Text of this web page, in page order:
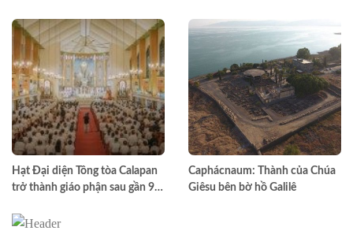
Hạt Đại diện Tông tòa Calapan
trở thành giáo phận sau gần 90
Caphácnaum: Thành của Chúa
Giêsu bên bờ hồ Galilê